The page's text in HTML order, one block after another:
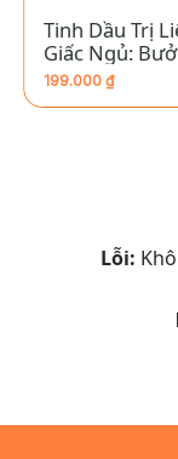
Tinh Dầu Trị
Giấc Ngủ:
Hà
199.000 ₫
Lỗi: